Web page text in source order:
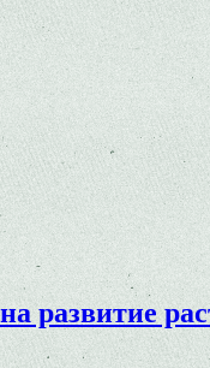
развитие